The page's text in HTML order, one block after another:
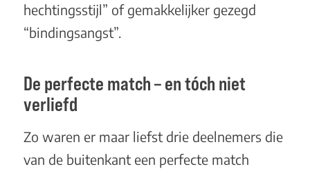
hechtingsstijl” of gemakkelijker gezegd
“bindingsangst”.
De perfecte match – en tóch niet
verliefd
Zo waren er maar liefst drie deelnemers die
van de buitenkant een perfecte match